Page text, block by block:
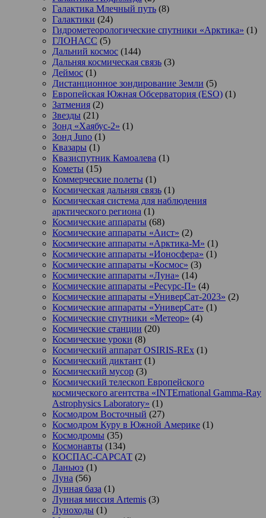
Галактика Млечный путь (8)
Галактики (24)
Гидрометеорологические спутники «Арктика» (1)
ГЛОНАСС (5)
Дальний космос (144)
Дальняя космическая связь (3)
Деймос (1)
Дистанционное зондирование Земли (5)
Европейская Южная Обсерватория (ESO) (1)
Затмения (2)
Звезды (21)
Зонд «Хаябус-2» (1)
Зонд Juno (1)
Квазары (1)
Квазиспутник Камоалева (1)
Кометы (15)
Коммерческие полеты (1)
Космическая дальняя связь (1)
Космическая система для наблюдения
арктического региона (1)
Космические аппараты (68)
Космические аппараты «Аист» (2)
Космические аппараты «Арктика-М» (1)
Космические аппараты «Ионосфера» (1)
Космические аппараты «Космос» (3)
Космические аппараты «Луна» (14)
Космические аппараты «Ресурс-П» (4)
Космические аппараты «УниверСат-2023» (2)
Космические аппараты «УниверСат» (1)
Космические спутники «Метеор» (4)
Космические станции (20)
Космические уроки (8)
Космический аппарат OSIRIS-REx (1)
Космический диктант (1)
Космический мусор (3)
Космический телескоп Европейского
космического агентства «INTErnational Gamma-Ray
Astrophysics Laboratory» (1)
Космодром Восточный (27)
Космодром Куру в Южной Америке (1)
Космодромы (35)
Космонавты (134)
КОСПАС-САРСАТ (2)
Ланьюэ (1)
Луна (56)
Лунная база (1)
Лунная миссия Artemis (3)
Луноходы (1)